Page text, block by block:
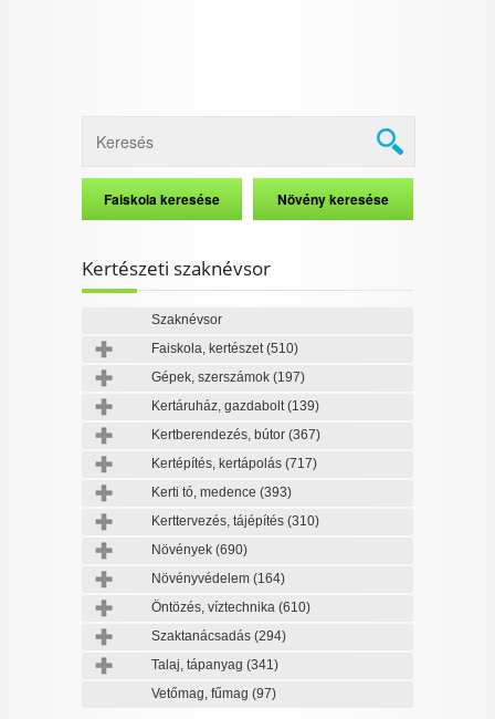
Data Deletion Privacy Policy
Kertészeti szaknévsor
Szaknévsor
Faiskola, kertészet(510)
Gépek, szerszámok (197)
Kertáruház, gazdabolt(139)
Kertberendezés, bútor (367)
Kertépítés, kertápolás (717)
Kerti tó, medence (393)
Kerttervezés, tájépítés (310)
Növények (690)
Növényvédelem (164)
Öntözés, víztechnika (610)
Szaktanácsadás (294)
Talaj, tápanyag (341)
Vetőmag, fűmag (97)